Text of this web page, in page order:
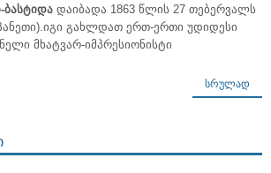
დაიბადა 1863 წლის 27 თებერვალს
გახლდათ ერთ-ერთი უდიდესი
მხატვარ-იმპრესიონისტი
ᲡᲠᲣᲚᲐᲓ